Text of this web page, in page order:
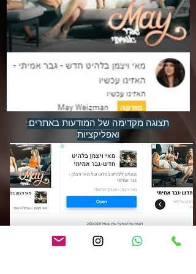
:תצוגה מקדימה של המודעות באתרים
ואפליקציות